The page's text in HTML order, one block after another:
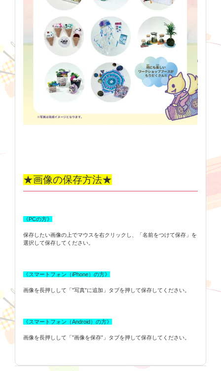
★画像の保存方法★
《PCの方》
保存したい画像の上でマウスを右クリックし、「名前をつけて保存」を
選択して保存してください。
《スマートフォン（iPhone）の方》
画像を長押しして「”写真”に追加」タブを押して保存してください。
《スマートフォン（Android）の方》
画像を長押しして「”画像を保存”」タブを押して保存してください。